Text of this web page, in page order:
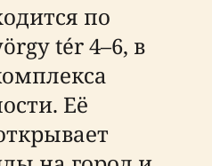
по
tér 4–6, в
Её